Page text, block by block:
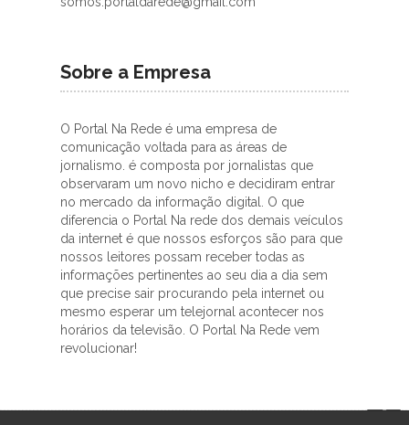
Sobre a Empresa
O Portal Na Rede é uma empresa de
comunicação voltada para as áreas de
jornalismo. é composta por jornalistas que
observaram um novo nicho e decidiram entrar
no mercado da informação digital. O que
diferencia o Portal Na rede dos demais veículos
da internet é que nossos esforços são para que
nossos leitores possam receber todas as
informações pertinentes ao seu dia a dia sem
que precise sair procurando pela internet ou
mesmo esperar um telejornal acontecer nos
horários da televisão. O Portal Na Rede vem
revolucionar!